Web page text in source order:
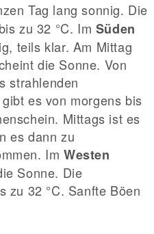
Tag lang sonnig. Die
zu 32 °C. Im Süden
teils klar. Am Mittag
die Sonne. Von
strahlenden
gibt es von morgens bis
Mittags ist es
es dann zu
Im Westen
Sonne. Die
zu 32 °C. Sanfte Böen